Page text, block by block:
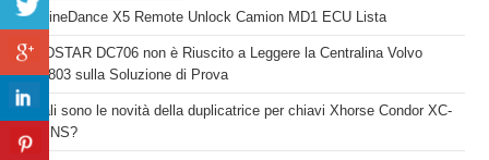
EngineDance X5 Remote Unlock Camion MD1 ECU Lista
OBDSTAR DC706 non è Riuscito a Leggere la Centralina Volvo
SID803 sulla Soluzione di Prova
Quali sono le novità della duplicatrice per chiavi Xhorse Condor XC-
TWINS?